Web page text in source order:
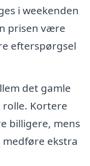
i weekenden
prisen være
efterspørgsel
det gamle
rolle. Kortere
billigere, mens
ekstra